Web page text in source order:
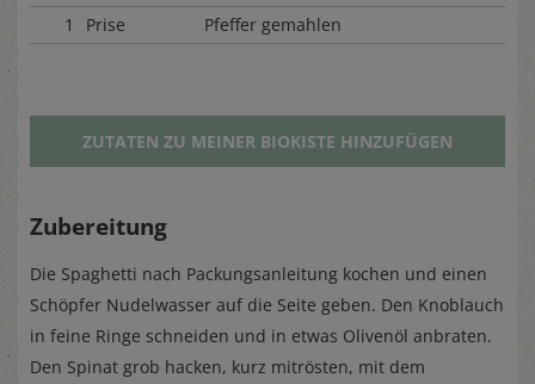
1
Prise Pfeffer gemahlen
ZUTATEN ZU MEINER BIOKISTE HINZUFÜGEN
Zubereitung
Die Spaghetti nach Packungsanleitung kochen und einen
Schöpfer Nudelwasser auf die Seite geben. Den Knoblauch
in feine Ringe schneiden und in etwas Olivenöl anbraten.
Den Spinat grob hacken, kurz mitrösten, mit dem